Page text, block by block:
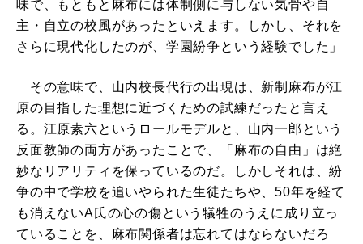
味で、もともと麻布には体制側に与しない気骨や自
主・自立の校風があったといえます。しかし、それを
さらに現代化したのが、学園紛争という経験でした」
その意味で、山内校長代行の出現は、新制麻布が江
原の目指した理想に近づくための試練だったと言え
る。江原素六というロールモデルと、山内一郎という
反面教師の両方があったことで、「麻布の自由」は絶
妙なリアリティを保っているのだ。しかしそれは、紛
争の中で学校を追いやられた生徒たちや、50年を経て
も消えないA氏の心の傷という犠牲のうえに成り立っ
ていることを、麻布関係者は忘れてはならないだろ